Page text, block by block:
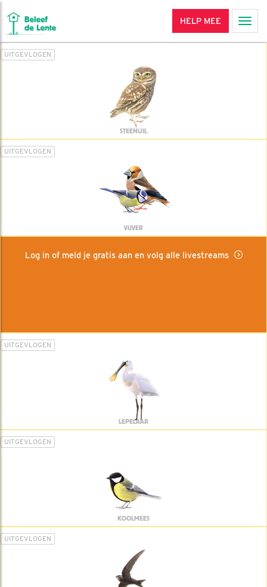
HELP MEE
UITGEVLOGEN
STEENUIL
UITGEVLOGEN
VIJVER
Log in of meld je gratis aan en volg alle livestreams
UITGEVLOGEN
LEPELAAR
UITGEVLOGEN
KOOLMEES
UITGEVLOGEN